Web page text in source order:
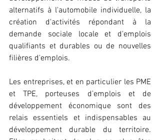
alternatifs à l'automobile individuelle, la
création d'activités répondant à la
demande sociale locale et d'emplois
qualifiants et durables ou de nouvelles
filières d'emplois.
Les entreprises, et en particulier les PME
et TPE, porteuses d’emplois et de
développement économique sont des
relais essentiels et indispensables au
développement durable du territoire.